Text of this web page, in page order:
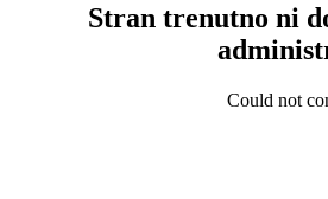
Stran trenutno ni
Could not